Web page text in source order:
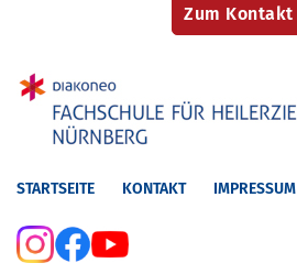
Zum Kontakt
STARTSEITE KONTAKT IMPRESSUM